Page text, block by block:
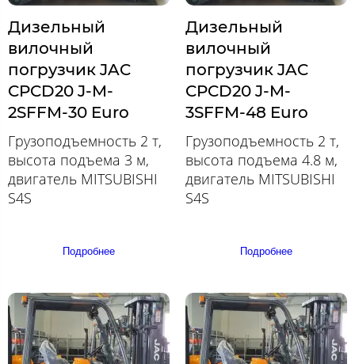
Дизельный
вилочный
погрузчик JAC
CPCD20 J-M-
2SFFM-30 Euro
Грузоподъемность 2 т,
высота подъема 3 м,
двигатель MITSUBISHI
S4S
Подробнее
Дизельный
вилочный
погрузчик JAC
CPCD20 J-M-
3SFFM-48 Euro
Грузоподъемность 2 т,
высота подъема 4.8 м,
двигатель MITSUBISHI
S4S
Подробнее